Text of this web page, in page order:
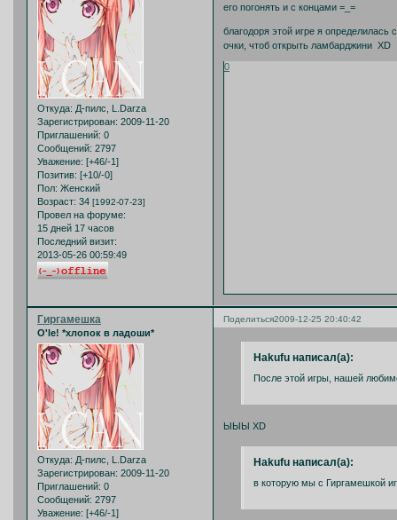
Откуда: Д-пилс, L.Darza
Зарегистрирован: 2009-11-20
Приглашений: 0
Сообщений: 2797
Уважение: [+46/-1]
Позитив: [+10/-0]
Пол: Женский
Возраст: 34 [1992-07-23]
Провел на форуме:
15 дней 17 часов
Последний визит:
2013-05-26 00:59:49
его погонять и с концами =_=
благодоря этой игре я
очки, чтоб открыть ламбарджини XD
0
Поделиться2009-12-25 20:40:42
Гиргамешка
O'le! *хлопок в ладоши*
Откуда: Д-пилс, L.Darza
Зарегистрирован: 2009-11-20
Приглашений: 0
Сообщений: 2797
Уважение: [+46/-1]
Hakufu написал(а):
После этой игры, нашей
ЫЫЫ XD
Hakufu написал(а):
в которую мы с Гиргамешкой